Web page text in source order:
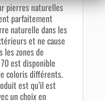
pierres naturelles
parfaitement
naturelle dans les
et ne cause
les zones de
est disponible
coloris différents.
est qu’il est
un choix en